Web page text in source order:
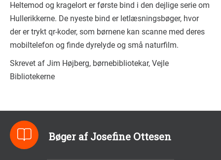
Heltemod og kragelort er første bind i den dejlige serie om
Hullerikkerne. De nyeste bind er letlæsningsbøger, hvor
der er trykt qr-koder, som børnene kan scanne med deres
mobiltelefon og finde dyrelyde og små naturfilm.
Skrevet af Jim Højberg, børnebibliotekar, Vejle
Bibliotekerne
Bøger af Josefine Ottesen